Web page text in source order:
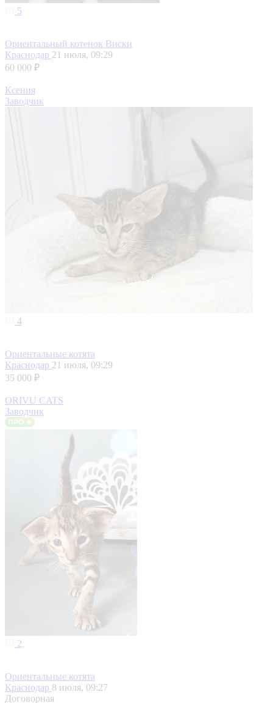
5
Ориентальный котенок Виски
Краснодар 21 июля, 09:29
60 000 ₽
Ксения
Заводчик
4
Ориентальные котята
Краснодар 21 июля, 09:29
35 000 ₽
ORIVU CATS
Заводчик
2
Ориентальные котята
Краснодар 8 июля, 09:27
Договорная